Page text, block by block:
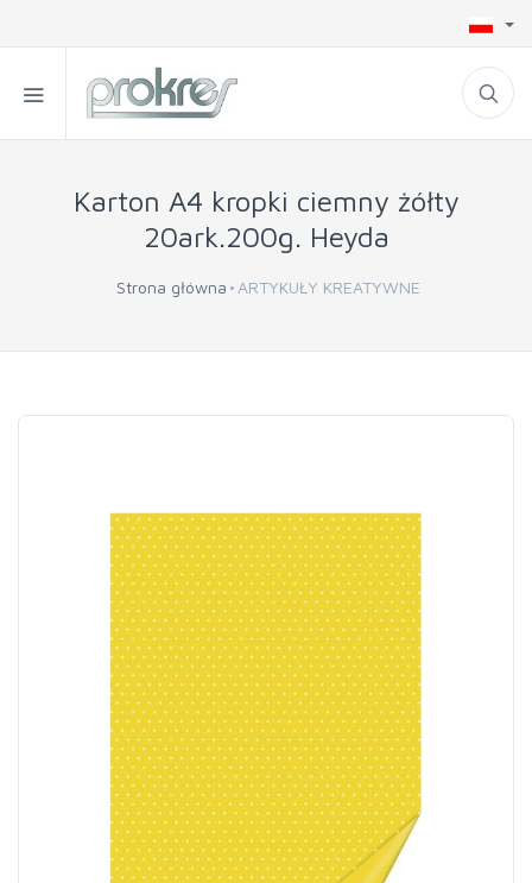
Karton A4 kropki ciemny żółty
20ark.200g. Heyda
Strona główna ARTYKUŁY KREATYWNE